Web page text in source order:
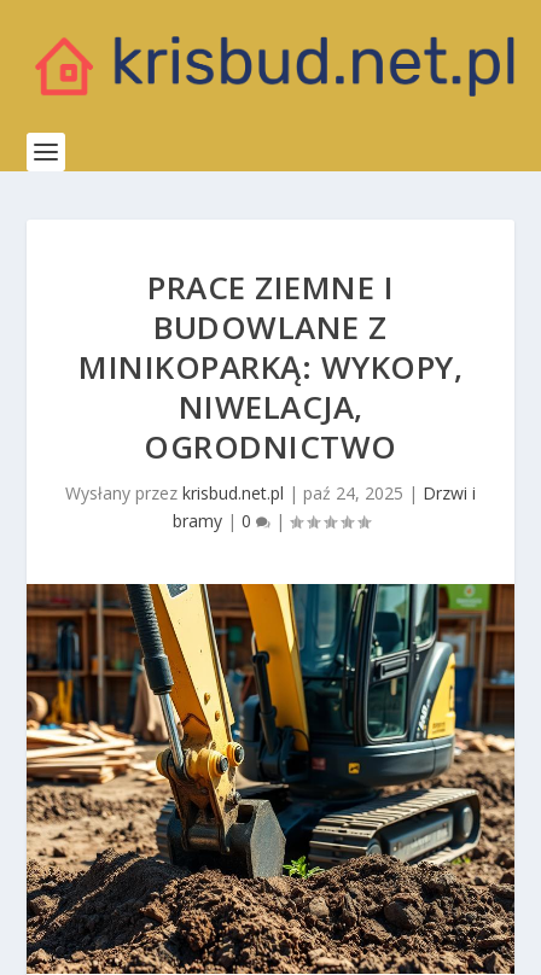
PRACE ZIEMNE I
BUDOWLANE Z
MINIKOPARKĄ: WYKOPY,
NIWELACJA,
OGRODNICTWO
Wysłany przez krisbud.net.pl | paź 24, 2025 | Drzwi i
bramy| 0 |